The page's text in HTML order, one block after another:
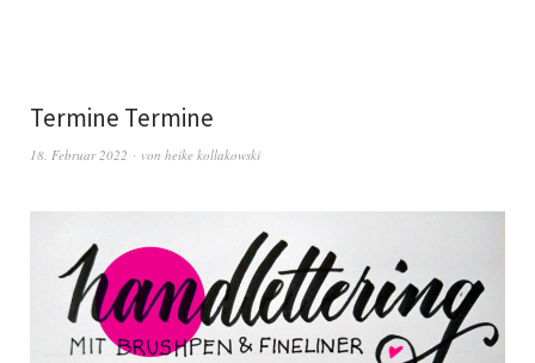
Termine Termine
18. Februar 2022 von heike kollakowski